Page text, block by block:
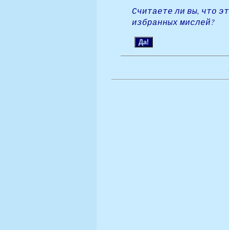
Считаете ли вы, что
избранных мислей?